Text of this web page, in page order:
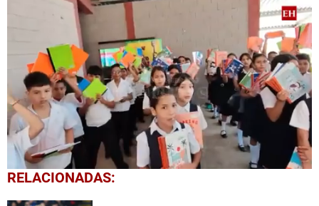
0
seconds
RELACIONADAS: